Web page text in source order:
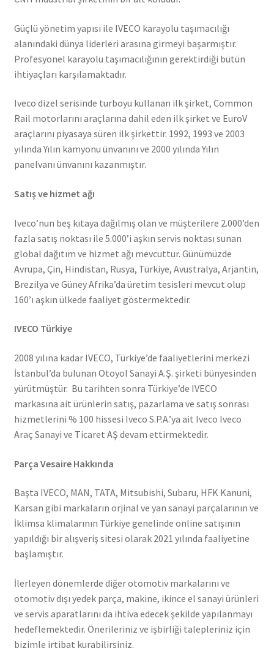
Güçlü yönetim yapısı ile IVECO karayolu taşımacılığı
alanındaki dünya liderleri arasına girmeyi başarmıştır.
Profesyonel karayolu taşımacılığının gerektirdiği bütün
ihtiyaçları karşılamaktadır.
Iveco dizel serisinde turboyu kullanan ilk şirket, Common
Rail motorlarını araçlarına dahil eden ilk şirket ve EuroV
araçlarını piyasaya süren ilk şirkettir. 1992, 1993 ve 2003
yılında Yılın kamyonu ünvanını ve 2000 yılında Yılın
panelvanı ünvanını kazanmıştır.
Satış ve hizmet ağı
Iveco’nun beş kıtaya dağılmış olan ve müşterilere 2.000’den
fazla satış noktası ile 5.000’i aşkın servis noktası sunan
global dağıtım ve hizmet ağı mevcuttur. Günümüzde
Avrupa, Çin, Hindistan, Rusya, Türkiye, Avustralya, Arjantin,
Brezilya ve Güney Afrika’da üretim tesisleri mevcut olup
160’ı aşkın ülkede faaliyet göstermektedir.
IVECO Türkiye
2008 yılına kadar IVECO, Türkiye’de faaliyetlerini merkezi
İstanbul’da bulunan Otoyol Sanayi A.Ş. şirketi bünyesinden
yürütmüştür. Bu tarihten sonra Türkiye’de IVECO
markasına ait ürünlerin satış, pazarlama ve satış sonrası
hizmetlerini % 100 hissesi Iveco S.P.A.’ya ait Iveco Iveco
Araç Sanayi ve Ticaret AŞ devam ettirmektedir.
Parça Vesaire Hakkında
Başta IVECO, MAN, TATA, Mitsubishi, Subaru, HFK Kanuni,
Karsan gibi markaların orjinal ve yan sanayi parçalarının ve
İklimsa klimalarının Türkiye genelinde online satışının
yapıldığı bir alışveriş sitesi olarak 2021 yılında faaliyetine
başlamıştır.
İlerleyen dönemlerde diğer otomotiv markalarını ve
otomotiv dışı yedek parça, makine, ikince el sanayi ürünleri
ve servis aparatlarını da ihtiva edecek şekilde yapılanmayı
hedeflemektedir. Önerileriniz ve işbirliği talepleriniz için
bizimle irtibat kurabilirsiniz.